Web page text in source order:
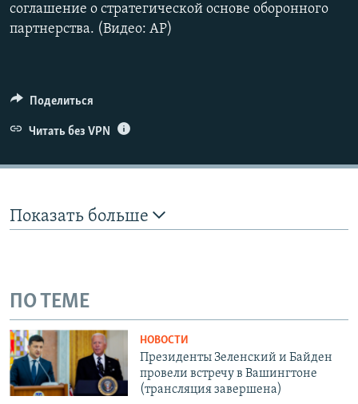
соглашение о стратегической основе оборонного
партнерства. (Видео: АР)
Поделиться
Читать без VPN
Показать больше
ПО ТЕМЕ
НОВОСТИ
Президенты Зеленский и Байден
провели встречу в Вашингтоне
(трансляция завершена)